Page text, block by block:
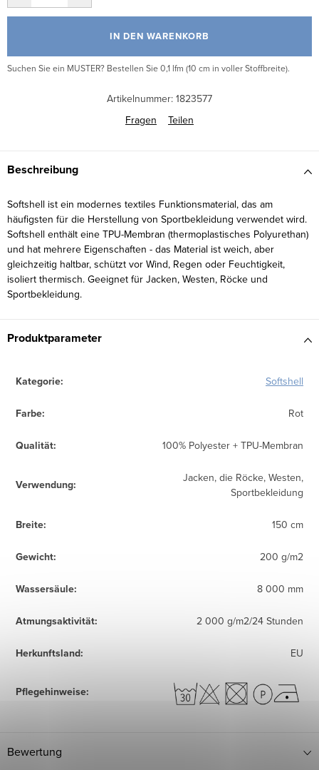
IN DEN WARENKORB
Suchen Sie ein MUSTER? Bestellen Sie 0,1 lfm (10 cm in voller Stoffbreite).
Artikelnummer: 1823577
Fragen
Teilen
Beschreibung
Softshell ist ein modernes textiles Funktionsmaterial, das am
häufigsten für die Herstellung von Sportbekleidung verwendet wird.
Softshell enthält eine TPU-Membran (thermoplastisches Polyurethan)
und hat mehrere Eigenschaften - das Material ist weich, aber
gleichzeitig haltbar, schützt vor Wind, Regen oder Feuchtigkeit,
isoliert thermisch. Geeignet für Jacken, Westen, Röcke und
Sportbekleidung.
Produktparameter
Kategorie: Softshell
Farbe: Rot
Qualität: 100% Polyester + TPU-Membran
Verwendung:
Jacken, die Röcke, Westen,
Sportbekleidung
Breite: 150 cm
Gewicht: 200 g/m2
Wassersäule: 8 000 mm
Atmungsaktivität: 2 000 g/m2/24 Stunden
Herkunftsland: EU
Pflegehinweise:
Bewertung